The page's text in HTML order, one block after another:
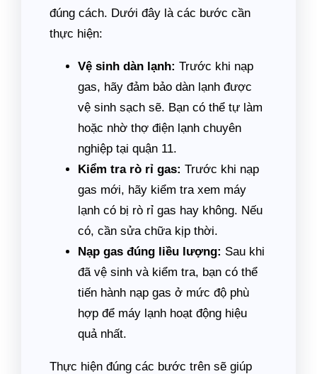
đúng cách. Dưới đây là các bước cần
thực hiện:
Vệ sinh dàn lạnh: Trước khi nạp
gas, hãy đảm bảo dàn lạnh được
vệ sinh sạch sẽ. Bạn có thể tự làm
hoặc nhờ thợ điện lạnh chuyên
nghiệp tại quận 11.
Kiểm tra rò rỉ gas: Trước khi nạp
gas mới, hãy kiểm tra xem máy
lạnh có bị rò rỉ gas hay không. Nếu
có, cần sửa chữa kịp thời.
Nạp gas đúng liều lượng: Sau khi
đã vệ sinh và kiểm tra, bạn có thể
tiến hành nạp gas ở mức độ phù
hợp để máy lạnh hoạt động hiệu
quả nhất.
Thực hiện đúng các bước trên sẽ giúp